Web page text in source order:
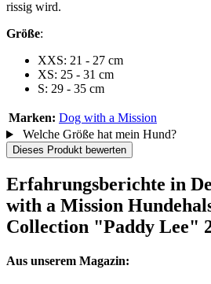
rissig wird.
Größe:
XXS: 21 - 27 cm
XS: 25 - 31 cm
S: 29 - 35 cm
Marken: Dog with a Mission
Welche Größe hat mein Hund?
Dieses Produkt bewerten
Erfahrungsberichte in
with a Mission
Collection "Paddy Lee"
Aus unserem Magazin: